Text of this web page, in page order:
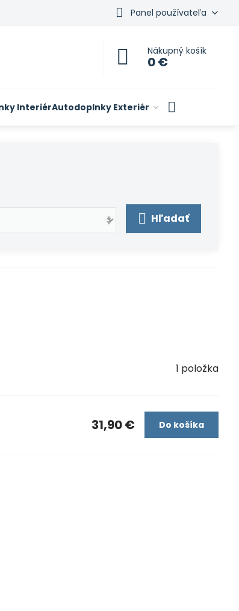
Panel používateľa
Nákupný košík
0 €
InteriérAutodoplnky Exteriér
Hľadať
1 položka
31,90 € Do košíka